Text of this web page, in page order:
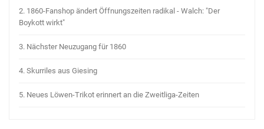
2. 1860-Fanshop ändert Öffnungszeiten radikal - Walch: "Der
Boykott wirkt"
3. Nächster Neuzugang für 1860
4. Skurriles aus Giesing
5. Neues Löwen-Trikot erinnert an die Zweitliga-Zeiten